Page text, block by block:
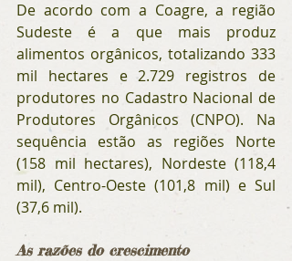
De acordo com a Coagre, a região
Sudeste é a que mais produz
alimentos orgânicos, totalizando 333
mil hectares e 2.729 registros de
produtores no Cadastro Nacional de
Produtores Orgânicos (CNPO). Na
sequência estão as regiões Norte
(158 mil hectares), Nordeste (118,4
mil), Centro-Oeste (101,8 mil) e Sul
(37,6 mil).
As razões do crescimento